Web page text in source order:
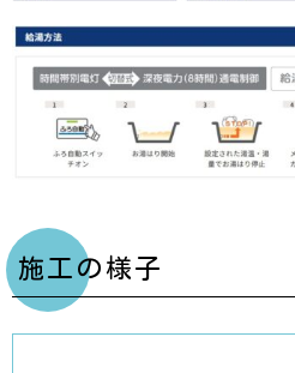
施工の様子